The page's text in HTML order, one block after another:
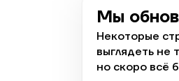
Мы
Некоторые
выглядеть не
но скоро всё